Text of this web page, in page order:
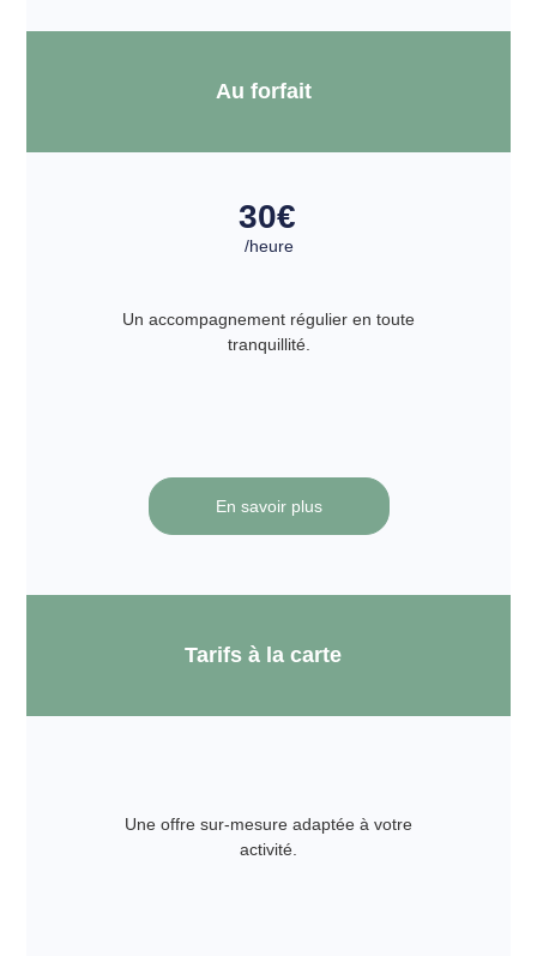
Au forfait
30€
/heure
Un accompagnement régulier en toute
tranquillité.
En savoir plus
Tarifs à la carte
Une offre sur-mesure adaptée à votre
activité.